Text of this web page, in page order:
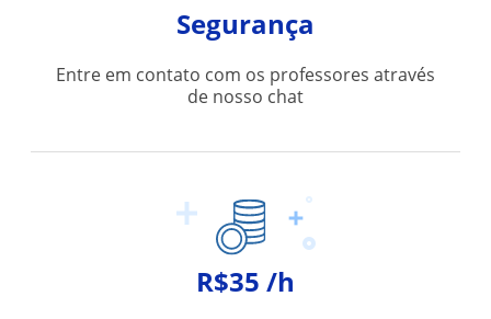
Segurança
Entre em contato com os professores através
de nosso chat
R$35 /h